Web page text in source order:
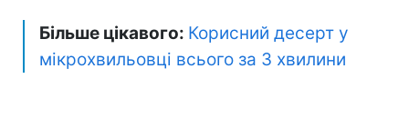
Більше цікавого: Корисний десерт у
мікрохвильовці всього за 3 хвилини